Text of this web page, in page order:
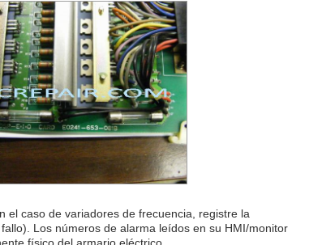
el caso de variadores de frecuencia, registre la
Los números de alarma leídos en su HMI/monitor
físico del armario eléctrico.